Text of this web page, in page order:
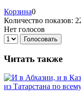
Корзина0
Количество показов:
Нет голосов
Голосовать
Читать также